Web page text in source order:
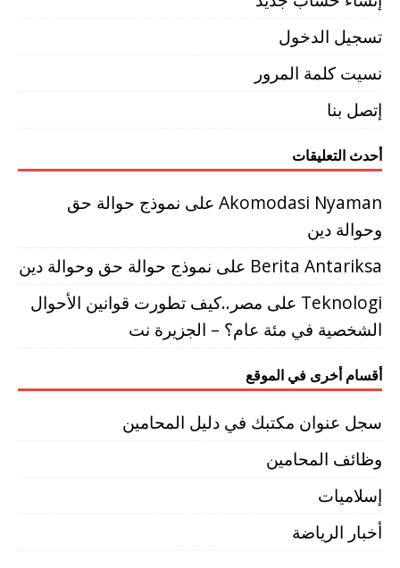
تسجيل الدخول
نسيت كلمة المرور
إتصل بنا
أحدث التعليقات
Akomodasi Nyaman على نموذج حوالة حق
وحوالة دين
Berita Antariksa على نموذج حوالة حق وحوالة دين
Teknologi على مصر..كيف تطورت قوانين الأحوال
الشخصية في مئة عام؟ – الجزيرة نت
أقسام أخرى في الموقع
سجل عنوان مكتبك في دليل المحامين
وظائف المحامين
إسلاميات
أخبار الرياضة